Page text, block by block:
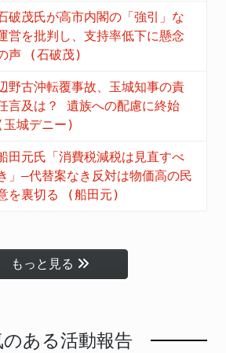
破茂氏が高市内閣の「強引」な
営を批判し、支持率低下に懸念
声 (石破茂)
野古沖転覆事故、玉城知事の責
言及は？ 遺族への配慮に終始
玉城デニー)
田元氏「消費税減税は見直すべ
」―代替案なき反対は物価高の民
を裏切る (船田元)
もっと見る
のある活動報告